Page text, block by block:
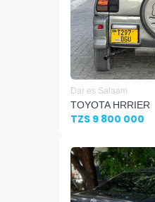
Dar es Salaam
TOYOTA HRRIER
TZS 9 800 000